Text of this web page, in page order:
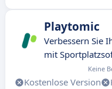
Playtomic
Verbessern Sie
mit
Keine
Kostenlose Version